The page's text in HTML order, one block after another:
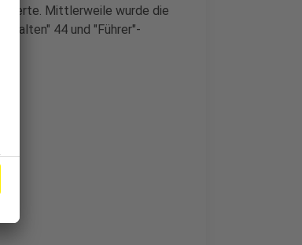
Mittlerweile wurde die
"alten" 44 und "Führer"-